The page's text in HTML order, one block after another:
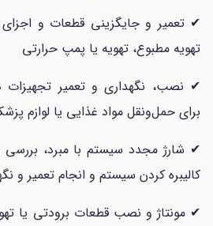
✔ تعمیر و جایگزینی قطعات و
تهویه مطبوع، تهویه یا پمپ حرارتی
✔ نصب، نگهداری و تعمیر تجهیزات
برای حمل‌ونقل مواد غذایی یا لوازم
✔ شارژ مجدد سیستم با مبرد، بررسی
کالیبره کردن سیستم و انجام تعمیر و
✔ مونتاژ و نصب قطعات برودتی یا